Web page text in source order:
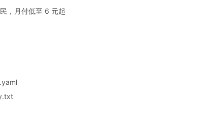
，月付低至 6 元起